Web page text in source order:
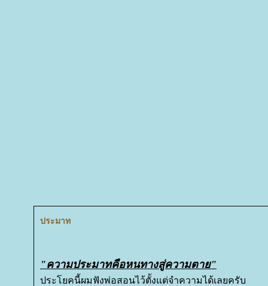
ประมาท
"ความประมาทคือหนทางสู่ความตาย"
ประโยคนี้ผมฟังพ่อสอนไว้ตั้งแต่จำความได้เลยครับ